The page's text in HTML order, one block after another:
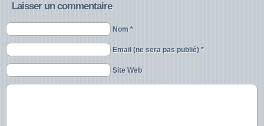
Laisser un commentaire
Nom *
Email (ne sera pas publié) *
Site Web